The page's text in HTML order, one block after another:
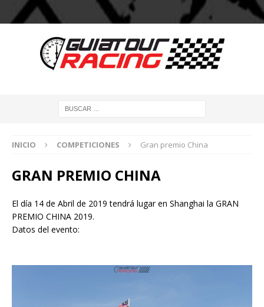
INICIO COMPETICIONES Gran premio China
GRAN PREMIO CHINA
El día 14 de Abril de 2019 tendrá lugar en Shanghai la GRAN
PREMIO CHINA 2019.
Datos del evento: